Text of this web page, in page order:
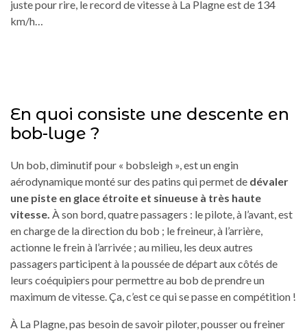
juste pour rire, le record de vitesse à La Plagne est de 134
km/h…
En quoi consiste une descente en
bob-luge ?
Un bob, diminutif pour « bobsleigh », est un engin
aérodynamique monté sur des patins qui permet de dévaler
une piste en glace étroite et sinueuse à très haute
vitesse. À son bord, quatre passagers : le pilote, à l’avant, est
en charge de la direction du bob ; le freineur, à l’arrière,
actionne le frein à l’arrivée ; au milieu, les deux autres
passagers participent à la poussée de départ aux côtés de
leurs coéquipiers pour permettre au bob de prendre un
maximum de vitesse. Ça, c’est ce qui se passe en compétition !
À La Plagne, pas besoin de savoir piloter, pousser ou freiner